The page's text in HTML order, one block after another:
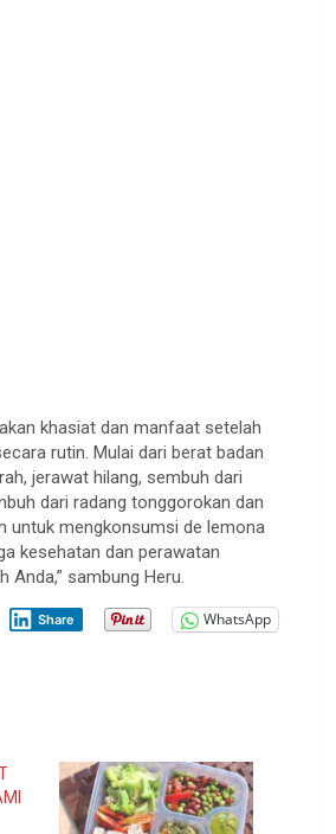
khasiat dan manfaat setelah
rutin. Mulai dari berat badan
jerawat hilang, sembuh dari
dari radang tonggorokan dan
untuk mengkonsumsi de lemona
kesehatan dan perawatan
Anda,” sambung Heru.
Share
WhatsApp